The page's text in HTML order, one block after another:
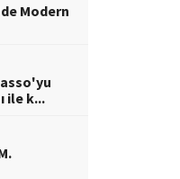
Modern
ile k...